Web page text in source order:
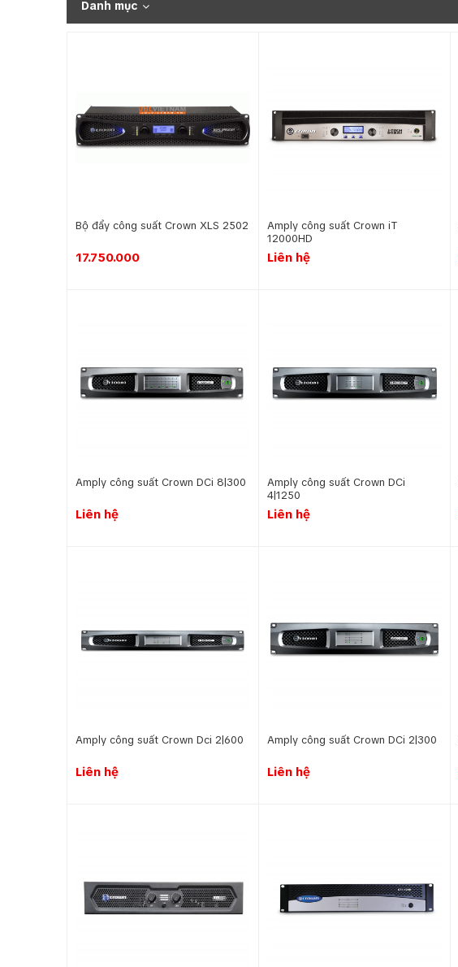
Danh mục
Bộ đẩy công suất Crown XLS 2502
17.750.000
Amply công suất Crown iT
12000HD
Liên hệ
Amply công suất Crown DCi 8|300
Liên hệ
Amply công suất Crown DCi
4|1250
Liên hệ
Amply công suất Crown Dci 2|600
Liên hệ
Amply công suất Crown DCi 2|300
Liên hệ